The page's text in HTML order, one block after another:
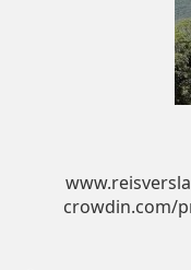
crowdin.com/